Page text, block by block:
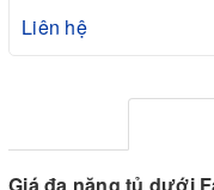
Liên hệ
Giá đa năng tủ dưới